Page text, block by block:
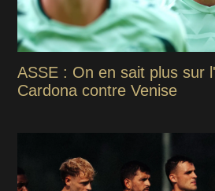
ASSE : On en sait plus sur
Cardona contre Venise